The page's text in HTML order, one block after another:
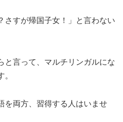
さすが帰国子女！」と言わない
と言って、マルチリンガルにな
を両方、習得する人はいませ